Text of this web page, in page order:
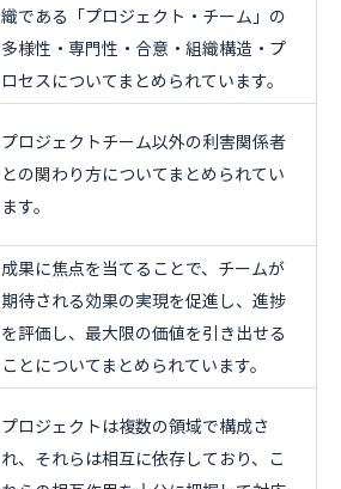
織である「プロジェクト・チーム」の
多様性・専門性・合意・組織構造・プ
ロセスについてまとめられています。
プロジェクトチーム以外の利害関係者
との関わり方についてまとめられてい
ます。
成果に焦点を当てることで、チームが
期待される効果の実現を促進し、進捗
を評価し、最大限の価値を引き出せる
ことについてまとめられています。
プロジェクトは複数の領域で構成さ
れ、それらは相互に依存しており、こ